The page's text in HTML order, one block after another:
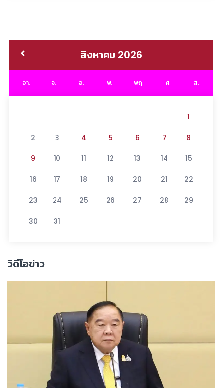
สิงหาคม 2026
อา. จ. อ. พ. พฤ. ศ. ส.
1
2 3 4 5 6 7 8
9 10 11 12 13 14 15
16 17 18 19 20 21 22
23 24 25 26 27 28 29
30 31
วิดีโอข่าว